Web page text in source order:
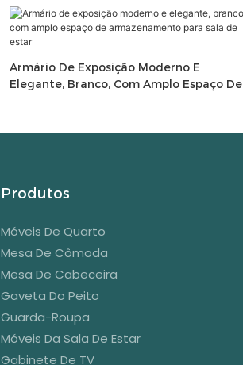
Armário De Exposição Moderno E
Elegante, Branco, Com Amplo Espaço De
Produtos
Móveis De Quarto
Mesa De Cômoda
Mesa De Cabeceira
Gaveta Do Peito
Guarda-Roupa
Móveis Da Sala De Estar
Gabinete De TV